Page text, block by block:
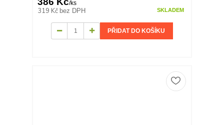
/ks
319 Kč bez DPH SKLADEM
PŘIDAT DO KOŠÍKU